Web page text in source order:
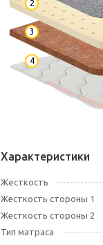
2
3
4
Характеристики
Жёсткость
Жесткость стороны 1
Жесткость стороны 2
Тип матраса